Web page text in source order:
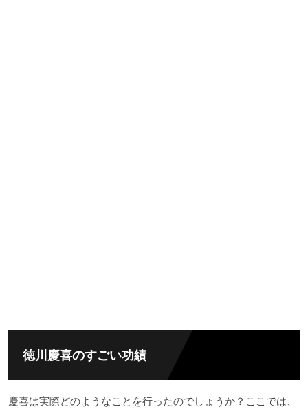
徳川慶喜のすごい功績
慶喜は実際どのようなことを行ったのでしょうか？ここでは、